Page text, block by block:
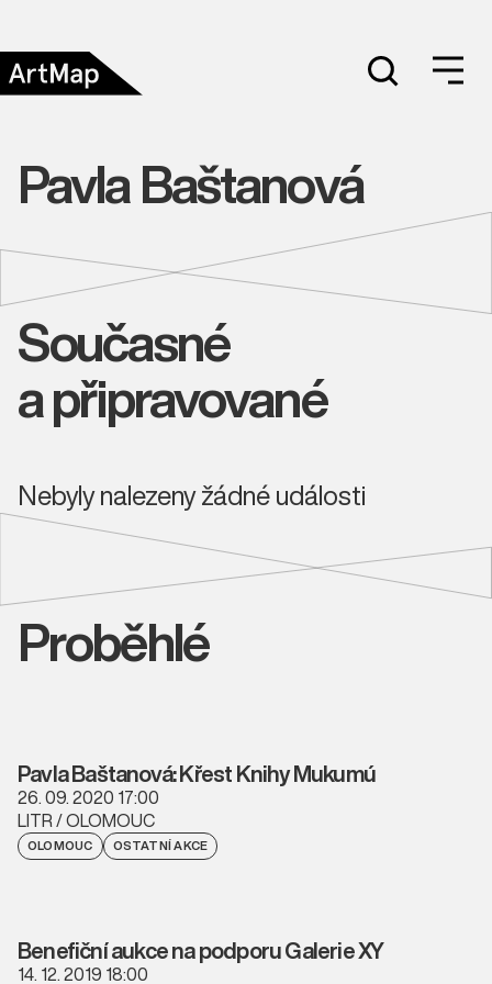
Pavla Baštanová
Současné
a připravované
Nebyly nalezeny žádné události
Proběhlé
Pavla Baštanová: Křest Knihy Mukumú
26. 09. 2020 17:00
LITR / OLOMOUC
OLOMOUC OSTATNÍ AKCE
Benefiční aukce na podporu Galerie XY
14. 12. 2019 18:00